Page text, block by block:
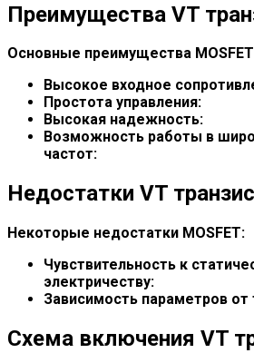
Преимущества VT
Основные преимущества
Высокое входное
Простота управления:
Высокая надежность:
Возможность работы в
частот:
Недостатки VT
Некоторые недостатки MOSFET:
Чувствительность к
электричеству:
Зависимость параметров
Схема включения VT